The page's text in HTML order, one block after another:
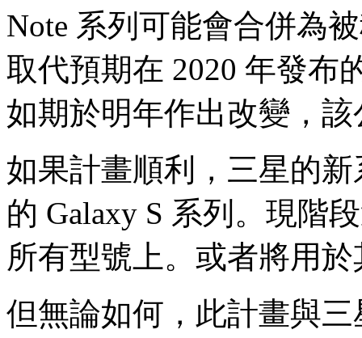
Note 系列可能會合併為
取代預期在 2020 年發布
如期於明年作出改變，
如果計畫順利，三星的
的 Galaxy S 系列。現階
所有型號上。或者將用
但無論如何，此計畫與